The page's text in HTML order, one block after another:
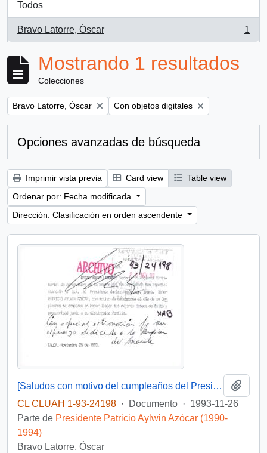
Todos
Bravo Latorre, Óscar
, 1 resultados
1
Mostrando 1 resultados
Colecciones
Remove filter:
Bravo Latorre, Óscar Remove filter:
Con objetos digitales
Opciones avanzadas de búsqueda
Imprimir vista previa Card view
Table view
Ordenar por: Fecha modificada
Dirección: Clasificación en orden ascendente
[Saludos con motivo del cumpleaños del Presidente]
CL CLUAH 1-93-24198 · Documento · 1993-11-26
Parte de Presidente Patricio Aylwin Azócar (1990-
1994)
Bravo Latorre, Óscar